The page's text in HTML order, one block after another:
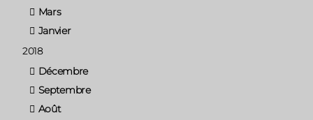
Mars
Janvier
2018
Décembre
Septembre
Août